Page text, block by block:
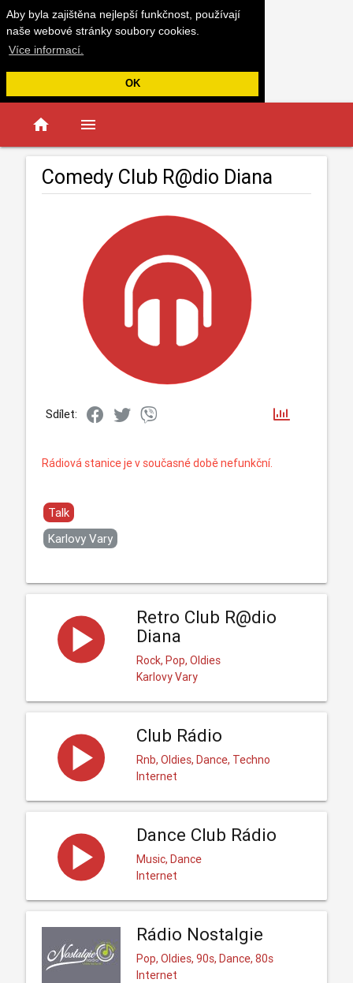
Aby byla zajištěna nejlepší funkčnost, používají
naše webové stránky soubory cookies.
Více informací.
OK
home menu
Comedy Club R@dio Diana
Sdílet:
Rádiová stanice je v současné době nefunkční.
Talk
Karlovy Vary
Retro Club R@dio
Diana
Rock, Pop, Oldies
Karlovy Vary
Club Rádio
Rnb, Oldies, Dance, Techno
Internet
Dance Club Rádio
Music, Dance
Internet
Rádio Nostalgie
Pop, Oldies, 90s, Dance, 80s
Internet